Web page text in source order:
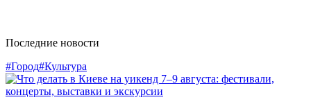
Последние новости
#Город#Культура